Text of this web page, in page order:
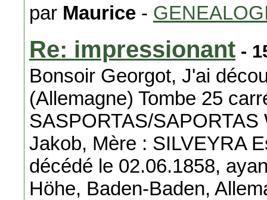
par Maurice -
Re: impressionant -
Bonsoir Georgot, J'ai
(Allemagne) Tombe 25
SASPORTAS/
Jakob, Mère : SILVEYRA
décédé le 02.06.1858,
Höhe, Baden-Baden,